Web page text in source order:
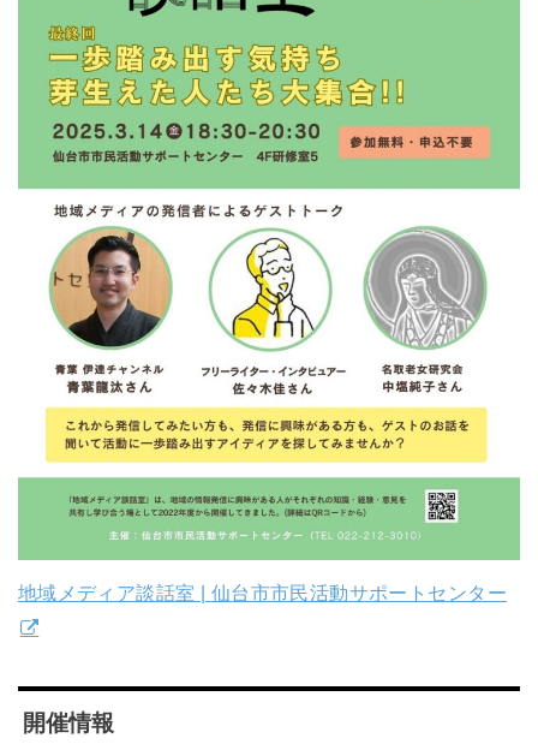
地域メディア談話室 | 仙台市市民活動サポートセンター
開催情報